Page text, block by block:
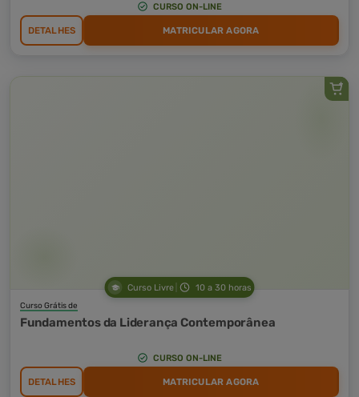
CURSO ON-LINE
DETALHES MATRICULAR AGORA
Curso Livre 10 a 30 horas
Curso Grátis de
Fundamentos da Liderança Contemporânea
CURSO ON-LINE
DETALHES MATRICULAR AGORA